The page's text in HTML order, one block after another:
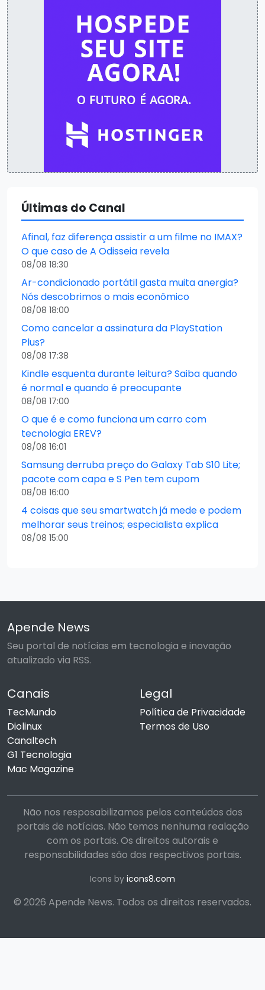
Últimas do Canal
Afinal, faz diferença assistir a um filme no IMAX?
O que caso de A Odisseia revela
08/08 18:30
Ar-condicionado portátil gasta muita anergia?
Nós descobrimos o mais econômico
08/08 18:00
Como cancelar a assinatura da PlayStation
Plus?
08/08 17:38
Kindle esquenta durante leitura? Saiba quando
é normal e quando é preocupante
08/08 17:00
O que é e como funciona um carro com
tecnologia EREV?
08/08 16:01
Samsung derruba preço do Galaxy Tab S10 Lite;
pacote com capa e S Pen tem cupom
08/08 16:00
4 coisas que seu smartwatch já mede e podem
melhorar seus treinos; especialista explica
08/08 15:00
Apende News
Seu portal de notícias em tecnologia e inovação
atualizado via RSS.
Canais
TecMundo
Diolinux
Canaltech
G1 Tecnologia
Mac Magazine
Legal
Política de Privacidade
Termos de Uso
Não nos resposabilizamos pelos conteúdos dos
portais de notícias. Não temos nenhuma realação
com os portais. Os direitos autorais e
responsabilidades são dos respectivos portais.
Icons by icons8.com
© 2026 Apende News. Todos os direitos reservados.